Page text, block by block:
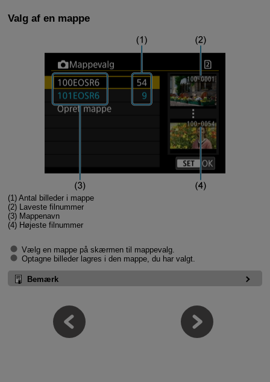
Valg af en mappe
(1) Antal billeder i mappe
(2) Laveste filnummer
(3) Mappenavn
(4) Højeste filnummer
Vælg en mappe på skærmen til mappevalg.
Optagne billeder lagres i den mappe, du har valgt.
Bemærk